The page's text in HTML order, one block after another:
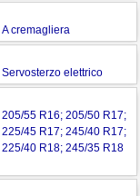
A cremagliera
Servosterzo elettrico
205/55 R16; 205/50 R17;
225/45 R17; 245/40 R17;
225/40 R18; 245/35 R18